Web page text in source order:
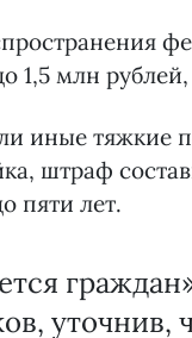
1,5 млн
иные тяжкие
штраф
пяти лет.
уточнив,